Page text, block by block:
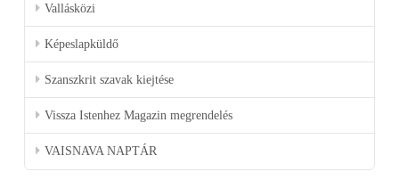
Vallásközi
Képeslapküldő
Szanszkrit szavak kiejtése
Vissza Istenhez Magazin megrendelés
VAISNAVA NAPTÁR